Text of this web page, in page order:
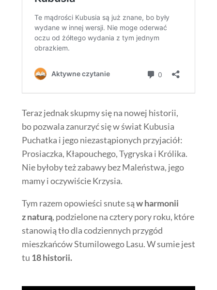
Teraz jednak skupmy się na nowej historii,
bo pozwala zanurzyć się w świat Kubusia
Puchatka i jego niezastąpionych przyjaciół:
Prosiaczka, Kłapouchego, Tygryska i Królika.
Nie byłoby też zabawy bez Maleństwa, jego
mamy i oczywiście Krzysia.
Tym razem opowieści snute sąw harmonii
z naturą, podzielone na cztery pory roku, które
stanowią tło dla codziennych przygód
mieszkańców Stumilowego Lasu. W sumie jest
tu 18 historii.